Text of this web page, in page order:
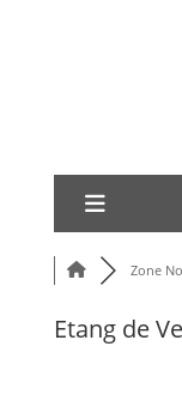
Zone
Etang de